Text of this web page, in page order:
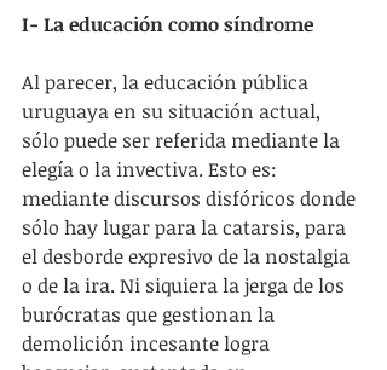
I- La educación como síndrome
Al parecer, la educación pública
uruguaya en su situación actual,
sólo puede ser referida mediante la
elegía o la invectiva. Esto es:
mediante discursos disfóricos donde
sólo hay lugar para la catarsis, para
el desborde expresivo de la nostalgia
o de la ira. Ni siquiera la jerga de los
burócratas que gestionan la
demolición incesante logra